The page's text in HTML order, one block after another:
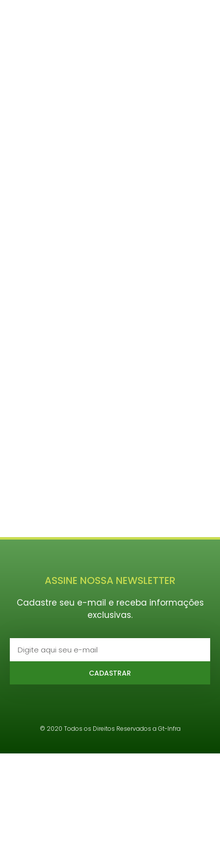
ASSINE NOSSA NEWSLETTER
Cadastre seu e-mail e receba informações
exclusivas.
CADASTRAR
© 2020 Todos os Direitos Reservados a Gt-Infra